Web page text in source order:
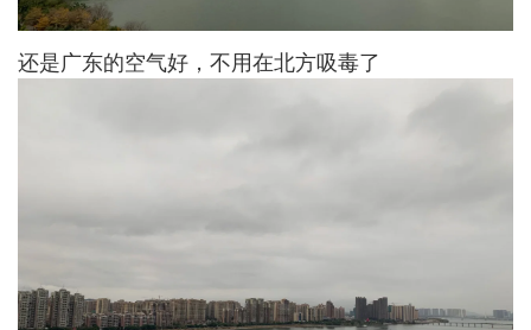
还是广东的空气好，不用在北方吸毒了